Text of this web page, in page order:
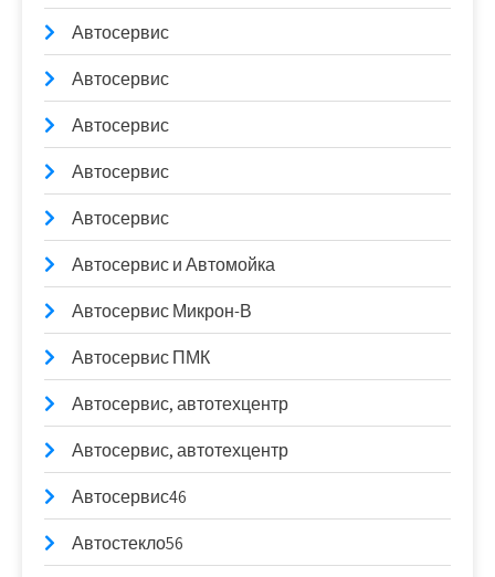
Автосервис
Автосервис
Автосервис
Автосервис
Автосервис
Автосервис и Автомойка
Автосервис Микрон-В
Автосервис ПМК
Автосервис, автотехцентр
Автосервис, автотехцентр
Автосервис46
Автостекло56